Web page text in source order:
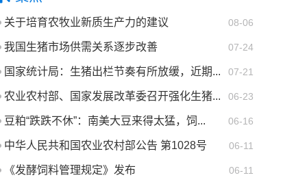
08-06
关于培育农牧业新质生产力的建议
07-24
我国生猪市场供需关系逐步改善
07-21
国家统计局：生猪出栏节奏有所放缓，近期...
06-23
农业农村部、国家发展改革委召开强化生猪...
06-16
豆粕“跌跌不休”：南美大豆来得太猛，饲...
06-11
中华人民共和国农业农村部公告 第1028号
06-11
《发酵饲料管理规定》发布